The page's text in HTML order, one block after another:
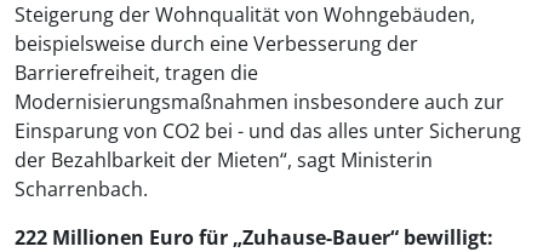
Steigerung der Wohnqualität von Wohngebäuden,
beispielsweise durch eine Verbesserung der
Barrierefreiheit, tragen die
Modernisierungsmaßnahmen insbesondere auch zur
Einsparung von CO2 bei - und das alles unter Sicherung
der Bezahlbarkeit der Mieten“, sagt Ministerin
Scharrenbach.
222 Millionen Euro für „Zuhause-Bauer“ bewilligt: